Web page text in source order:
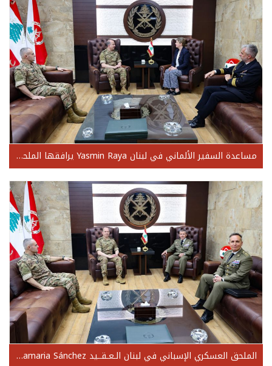
مساعدة السفير الألماني في لبنان Yasmin Raya يرافقها الملحق العسكري الألماني المقدم Kai Zimmermann
الملحق العسكري الإسباني في لبنان الـعـقــيد Angel Santamaria Sánchez والعقيد Jose Antonio Latorre Remon